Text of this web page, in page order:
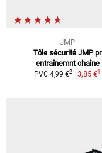
JMP
Tôle sécurité JMP pr
entraînemnt chaîne
PVC 4,99 €2 3,85 €1